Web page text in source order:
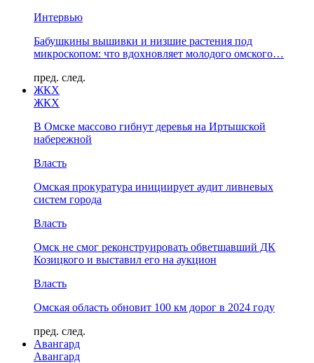
Интервью
Бабушкины вышивки и низшие растения под
микроскопом: что вдохновляет молодого омского…
пред. след.
ЖКХ
ЖКХ
В Омске массово гибнут деревья на Иртышской
набережной
Власть
Омская прокуратура инициирует аудит ливневых
систем города
Власть
Омск не смог реконструировать обветшавший ДК
Козицкого и выставил его на аукцион
Власть
Омская область обновит 100 км дорог в 2024 году
пред. след.
Авангард
Авангард